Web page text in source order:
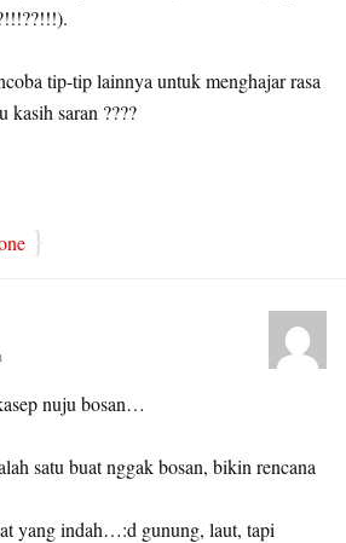
tip-tip lainnya untuk menghajar rasa
kasih saran ????
}
nuju bosan…
satu buat nggak bosan, bikin rencana
yang indah…:d gunung, laut, tapi